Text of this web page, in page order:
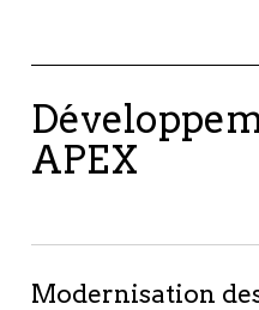
APEX
Modernisation